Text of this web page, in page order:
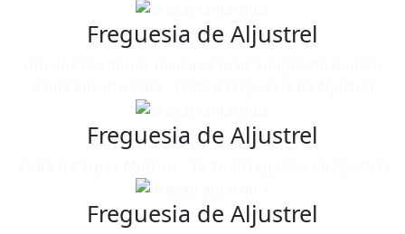
Freguesia de Aljustrel
Freguesia de Aljustrel
Freguesia de Aljustrel